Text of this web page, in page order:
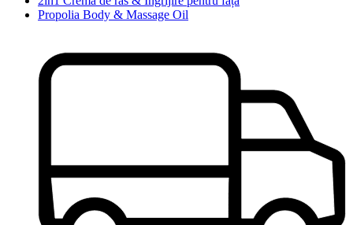
Propolia Body & Massage Oil